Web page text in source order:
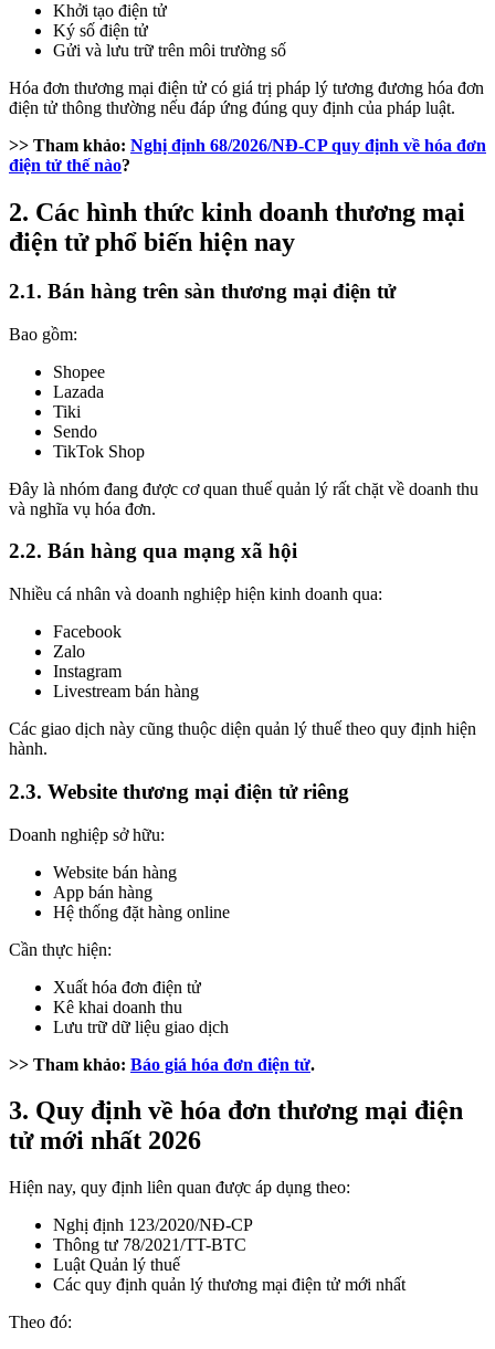
Khởi tạo điện tử
Ký số điện tử
Gửi và lưu trữ trên môi trường số
Hóa đơn thương mại điện tử có giá trị pháp lý tương đương hóa đơn
điện tử thông thường nếu đáp ứng đúng quy định của pháp luật.
>> Tham khảo: Nghị định 68/2026/NĐ-CP quy định về hóa đơn
điện tử thế nào?
2. Các hình thức kinh doanh thương mại
điện tử phổ biến hiện nay
2.1. Bán hàng trên sàn thương mại điện tử
Bao gồm:
Shopee
Lazada
Tiki
Sendo
TikTok Shop
Đây là nhóm đang được cơ quan thuế quản lý rất chặt về doanh thu
và nghĩa vụ hóa đơn.
2.2. Bán hàng qua mạng xã hội
Nhiều cá nhân và doanh nghiệp hiện kinh doanh qua:
Facebook
Zalo
Instagram
Livestream bán hàng
Các giao dịch này cũng thuộc diện quản lý thuế theo quy định hiện
hành.
2.3. Website thương mại điện tử riêng
Doanh nghiệp sở hữu:
Website bán hàng
App bán hàng
Hệ thống đặt hàng online
Cần thực hiện:
Xuất hóa đơn điện tử
Kê khai doanh thu
Lưu trữ dữ liệu giao dịch
>> Tham khảo: Báo giá hóa đơn điện tử.
3. Quy định về hóa đơn thương mại điện
tử mới nhất 2026
Hiện nay, quy định liên quan được áp dụng theo:
Nghị định 123/2020/NĐ-CP
Thông tư 78/2021/TT-BTC
Luật Quản lý thuế
Các quy định quản lý thương mại điện tử mới nhất
Theo đó: